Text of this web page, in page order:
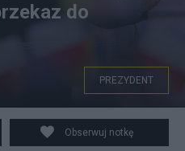
do
PREZYDENT
Obserwuj notkę